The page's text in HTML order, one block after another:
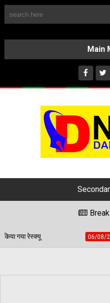
06/08/2026 पेड़ जन्म से मरण तक